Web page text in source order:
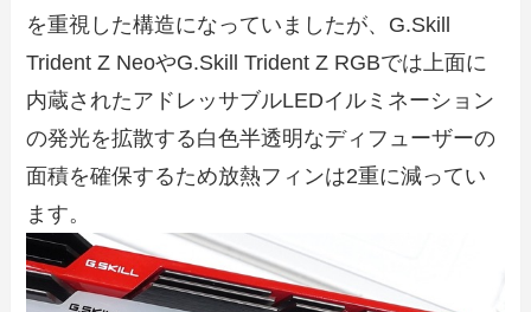
を重視した構造になっていましたが、G.Skill
Trident Z NeoやG.Skill Trident Z RGBでは上面に
内蔵されたアドレッサブルLEDイルミネーション
の発光を拡散する白色半透明なディフューザーの
面積を確保するため放熱フィンは2重に減ってい
ます。